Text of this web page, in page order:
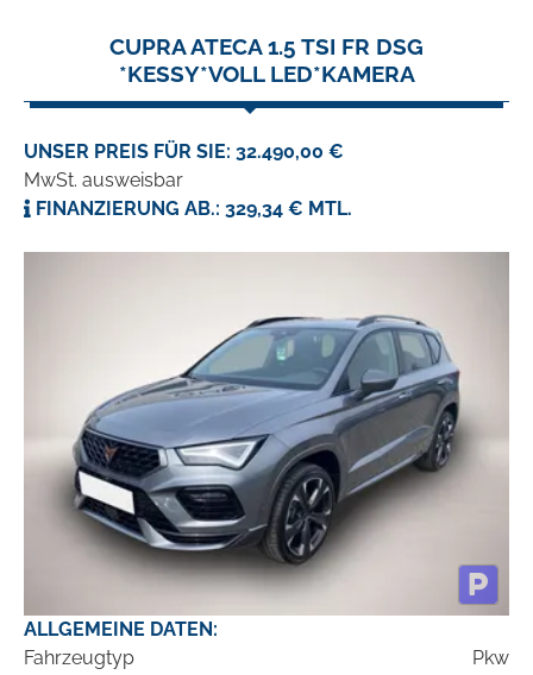
CUPRA ATECA 1.5 TSI FR DSG
*KESSY*VOLL LED*KAMERA
UNSER PREIS FÜR SIE: 32.490,00 €
MwSt. ausweisbar
FINANZIERUNG AB.: 329,34 € MTL.
ALLGEMEINE DATEN:
Fahrzeugtyp
Pkw